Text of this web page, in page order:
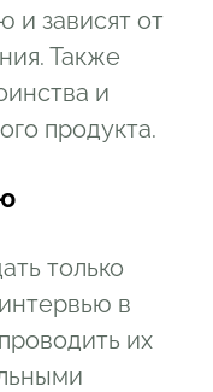
и зависят от
Также
и
продукта.
только
в
их